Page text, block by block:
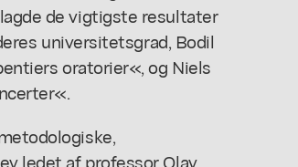
de vigtigste resultater
universitetsgrad, Bodil
oratorier«, og Niels
ledet af professor Olav